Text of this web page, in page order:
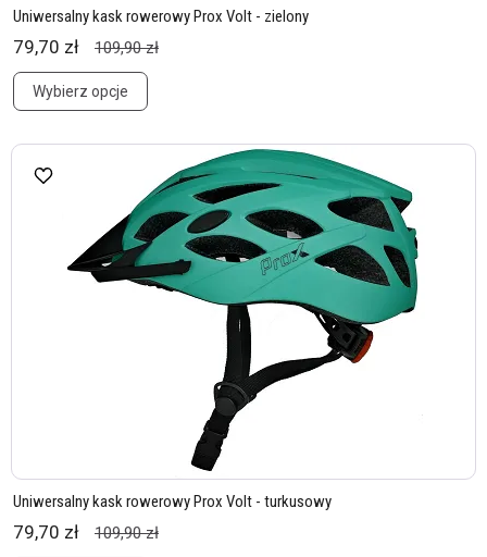
Uniwersalny kask rowerowy Prox Volt - zielony
79,70 zł 109,90 zł
Wybierz opcje
Uniwersalny kask rowerowy Prox Volt - turkusowy
79,70 zł 109,90 zł